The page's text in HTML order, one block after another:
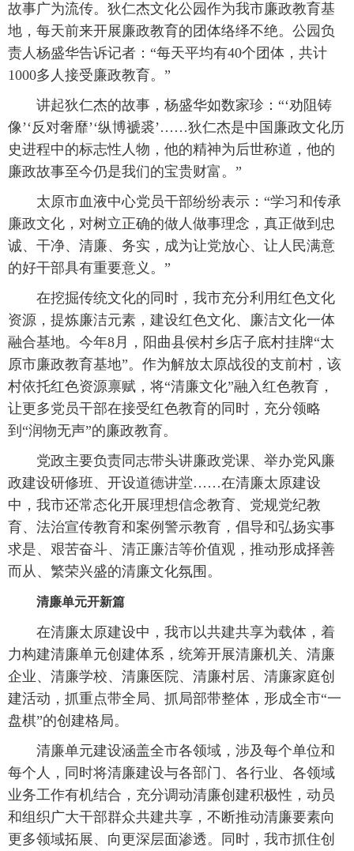
故事广为流传。狄仁杰文化公园作为我市廉政教育基
地，每天前来开展廉政教育的团体络绎不绝。公园负
责人杨盛华告诉记者：“每天平均有40个团体，共计
1000多人接受廉政教育。”
讲起狄仁杰的故事，杨盛华如数家珍：“‘劝阻铸
像’‘反对奢靡’‘纵博褫裘’……狄仁杰是中国廉政文化历
史进程中的标志性人物，他的精神为后世称道，他的
廉政故事至今仍是我们的宝贵财富。”
太原市血液中心党员干部纷纷表示：“学习和传承
廉政文化，对树立正确的做人做事理念，真正做到忠
诚、干净、清廉、务实，成为让党放心、让人民满意
的好干部具有重要意义。”
在挖掘传统文化的同时，我市充分利用红色文化
资源，提炼廉洁元素，建设红色文化、廉洁文化一体
融合基地。今年8月，阳曲县侯村乡店子底村挂牌“太
原市廉政教育基地”。作为解放太原战役的支前村，该
村依托红色资源禀赋，将“清廉文化”融入红色教育，
让更多党员干部在接受红色教育的同时，充分领略
到“润物无声”的廉政教育。
党政主要负责同志带头讲廉政党课、举办党风廉
政建设研修班、开设道德讲堂……在清廉太原建设
中，我市还常态化开展理想信念教育、党规党纪教
育、法治宣传教育和案例警示教育，倡导和弘扬实事
求是、艰苦奋斗、清正廉洁等价值观，推动形成择善
而从、繁荣兴盛的清廉文化氛围。
清廉单元开新篇
在清廉太原建设中，我市以共建共享为载体，着
力构建清廉单元创建体系，统筹开展清廉机关、清廉
企业、清廉学校、清廉医院、清廉村居、清廉家庭创
建活动，抓重点带全局、抓局部带整体，形成全市“一
盘棋”的创建格局。
清廉单元建设涵盖全市各领域，涉及每个单位和
每个人，同时将清廉建设与各部门、各行业、各领域
业务工作有机结合，充分调动清廉创建积极性，动员
和组织广大干部群众共建共享，不断推动清廉要素向
更多领域拓展、向更深层面渗透。同时，我市抓住创